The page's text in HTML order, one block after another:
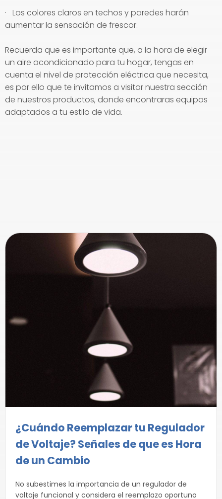
· Los colores claros en techos y paredes harán
aumentar la sensación de frescor.
Recuerda que es importante que, a la hora de elegir
un aire acondicionado para tu hogar, tengas en
cuenta el nivel de protección eléctrica que necesita,
es por ello que te invitamos a visitar nuestra sección
de nuestros productos, donde encontraras equipos
adaptados a tu estilo de vida.
¿Cuándo Reemplazar tu Regulador
de Voltaje? Señales de que es Hora
de un Cambio
No subestimes la importancia de un regulador de
voltaje funcional y considera el reemplazo oportuno